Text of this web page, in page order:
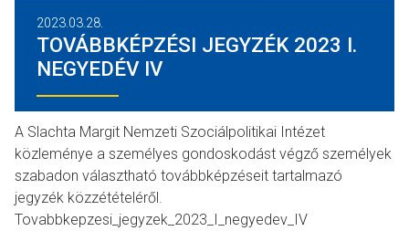
2023.03.28.
TOVÁBBKÉPZÉSI JEGYZÉK 2023 I.
NEGYEDÉV IV
A Slachta Margit Nemzeti Szociálpolitikai Intézet
közleménye a személyes gondoskodást végző személyek
szabadon választható továbbképzéseit tartalmazó
jegyzék közzétételéről.
Tovabbkepzesi_jegyzek_2023_I_negyedev_IV